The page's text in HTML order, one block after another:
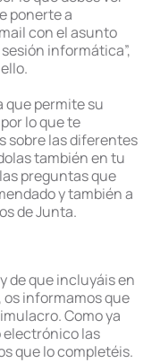
ponerte a
con el asunto
informática”,
que permite su
lo que te
sobre las diferentes
también en tu
preguntas que
y también a
de Junta.
de que incluyáis en
informamos que
Como ya
electrónico las
que lo completéis.